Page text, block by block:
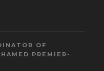
OF
PREMIER-